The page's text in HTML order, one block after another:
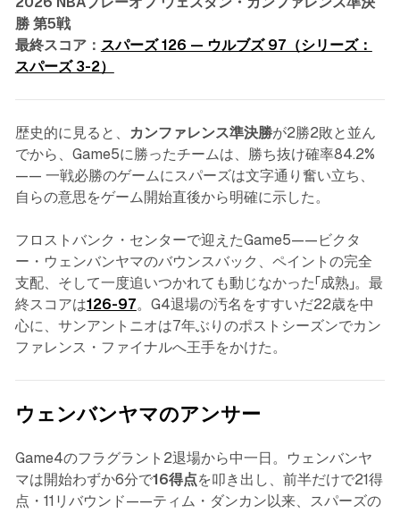
勝 第5戦
最終スコア： スパーズ 126 — ウルブズ 97（シリーズ：
スパーズ 3-2）
歴史的に見ると、 カンファレンス準決勝が2勝2敗と並ん
でから、Game5に勝ったチームは、勝ち抜け確率84.2%
—— 一戦必勝のゲームにスパーズは文字通り奮い立ち、
自らの意思をゲーム開始直後から明確に示した。
フロストバンク・センターで迎えたGame5——ビクタ
ー・ウェンバンヤマのバウンスバック、ペイントの完全
支配、そして一度追いつかれても動じなかった「成熟」。最
終スコアは126-97。G4退場の汚名をすすいだ22歳を中
心に、サンアントニオは7年ぶりのポストシーズンでカン
ファレンス・ファイナルへ王手をかけた。
ウェンバンヤマのアンサー
Game4のフラグラント2退場から中一日。ウェンバンヤ
マは開始わずか6分で16得点を叩き出し、前半だけで21得
点・11リバウンド——ティム・ダンカン以来、スパーズの